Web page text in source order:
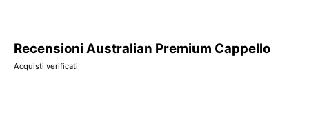
Recensioni Australian Premium Cappello
Acquisti verificati